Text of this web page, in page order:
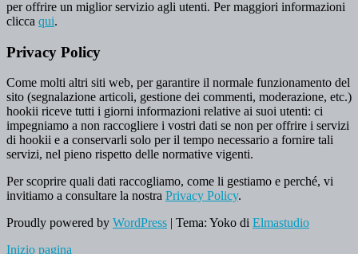
per offrire un miglior servizio agli utenti. Per maggiori informazioni
clicca qui.
Privacy Policy
Come molti altri siti web, per garantire il normale funzionamento del
sito (segnalazione articoli, gestione dei commenti, moderazione, etc.)
hookii riceve tutti i giorni informazioni relative ai suoi utenti: ci
impegniamo a non raccogliere i vostri dati se non per offrire i servizi
di hookii e a conservarli solo per il tempo necessario a fornire tali
servizi, nel pieno rispetto delle normative vigenti.
Per scoprire quali dati raccogliamo, come li gestiamo e perché, vi
invitiamo a consultare la nostra Privacy Policy.
Proudly powered by WordPress | Tema: Yoko di Elmastudio
Inizio pagina